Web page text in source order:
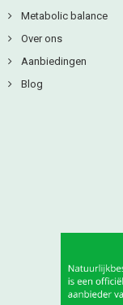
Metabolic balance
Over ons
Aanbiedingen
Blog